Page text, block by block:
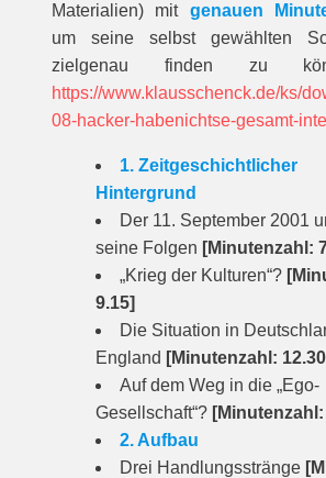
Materialien) mit genauen
um seine selbst gewählten
zielgenau finden zu
https://www.klausschenck.de/ks/
08-hacker-habenichtse-gesamt-
1.Zeitgeschichtlicher
Hintergrund
Der 11. September 2001
seine Folgen [Minutenzahl:
„Krieg der Kulturen“?
9.15]
Die Situation in
England [Minutenzahl:
Auf dem Weg in die „Ego-
Gesellschaft“? [Minutenzahl:
2. Aufbau
Drei Handlungsstränge